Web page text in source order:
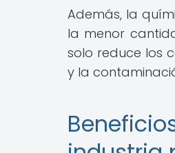
Además, la
la menor
solo reduce los
y la